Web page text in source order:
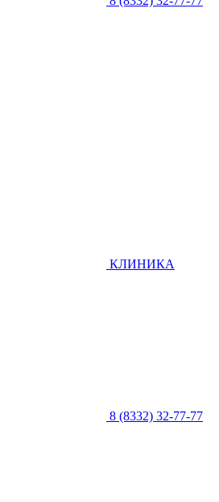
КЛИНИКА
8 (8332) 32-77-77